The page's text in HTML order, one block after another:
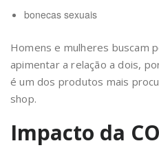
bonecas sexuais
Homens e mulheres buscam
apimentar a relação a dois,
é um dos produtos mais
shop.
Impacto da